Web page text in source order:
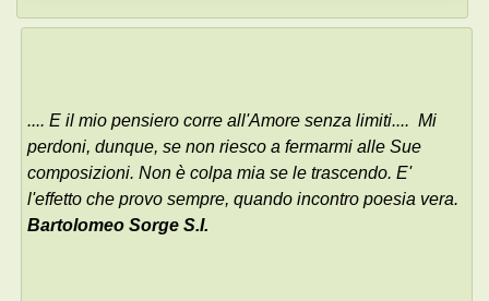
.... E il mio pensiero corre all'Amore senza limiti.... Mi
perdoni, dunque, se non riesco a fermarmi alle Sue
composizioni. Non è colpa mia se le trascendo. E'
l'effetto che provo sempre, quando incontro poesia vera.
Bartolomeo Sorge S.I.